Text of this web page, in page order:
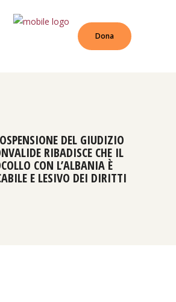
Dona
DEL GIUDIZIO
RIBADISCE CHE IL
CON L’ALBANIA È
E LESIVO DEI DIRITTI